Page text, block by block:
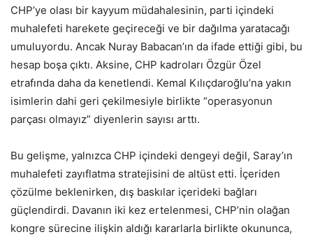
CHP’ye olası bir kayyum müdahalesinin, parti içindeki
muhalefeti harekete geçireceği ve bir dağılma yaratacağı
umuluyordu. Ancak Nuray Babacan’ın da ifade ettiği gibi, bu
hesap boşa çıktı. Aksine, CHP kadroları Özgür Özel
etrafında daha da kenetlendi. Kemal Kılıçdaroğlu’na yakın
isimlerin dahi geri çekilmesiyle birlikte “operasyonun
parçası olmayız” diyenlerin sayısı arttı.
Bu gelişme, yalnızca CHP içindeki dengeyi değil, Saray’ın
muhalefeti zayıflatma stratejisini de altüst etti. İçeriden
çözülme beklenirken, dış baskılar içerideki bağları
güçlendirdi. Davanın iki kez ertelenmesi, CHP’nin olağan
kongre sürecine ilişkin aldığı kararlarla birlikte okununca,